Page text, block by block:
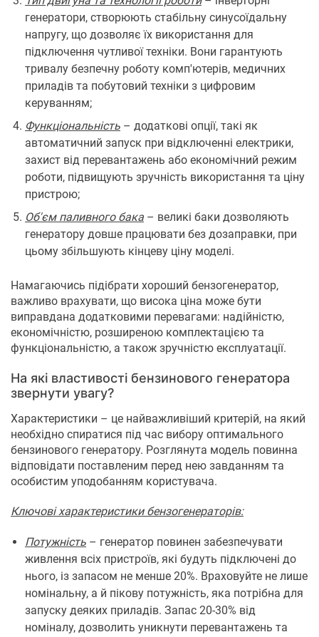
генератори, створюють стабільну синусоїдальну
напругу, що дозволяє їх використання для
підключення чутливої ​​техніки. Вони гарантують
тривалу безпечну роботу комп'ютерів, медичних
приладів та побутовий техніки з цифровим
керуванням;
Функціональність – додаткові опції, такі як
автоматичний запуск при відключенні електрики,
захист від перевантажень або економічний режим
роботи, підвищують зручність використання та ціну
пристрою;
Об'єм паливного бака – великі баки дозволяють
генератору довше працювати без дозаправки, при
цьому збільшують кінцеву ціну моделі.
Намагаючись підібрати хороший бензогенератор,
важливо врахувати, що висока ціна може бути
виправдана додатковими перевагами: надійністю,
економічністю, розширеною комплектацією та
функціональністю, а також зручністю експлуатації.
На які властивості бензинового генератора
звернути увагу?
Характеристики – це найважливіший критерій, на який
необхідно спиратися під час вибору оптимального
бензинового генератору. Розглянута модель повинна
відповідати поставленим перед нею завданням та
особистим уподобанням користувача.
Ключові характеристики бензогенераторів:
Потужність – генератор повинен забезпечувати
живлення всіх пристроїв, які будуть підключені до
нього, із запасом не менше 20%. Враховуйте не лише
номінальну, а й пікову потужність, яка потрібна для
запуску деяких приладів. Запас 20-30% від
номіналу, дозволить уникнути перевантажень та